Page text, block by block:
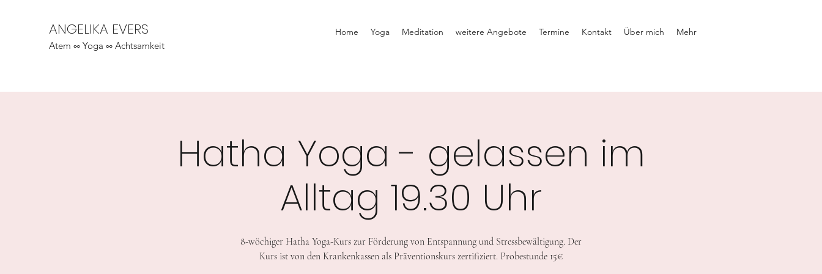
ANGELIKA EVERS
Atem ∞ Yoga ∞ Achtsamkeit
Home Yoga Meditation weitere Angebote Termine Kontakt Über mich Mehr
Hatha Yoga - gelassen im
Alltag 19.30 Uhr
8-wöchiger Hatha Yoga-Kurs zur Förderung von Entspannung und Stressbewältigung. Der
Kurs ist von den Krankenkassen als Präventionskurs zertifiziert. Probestunde 15€